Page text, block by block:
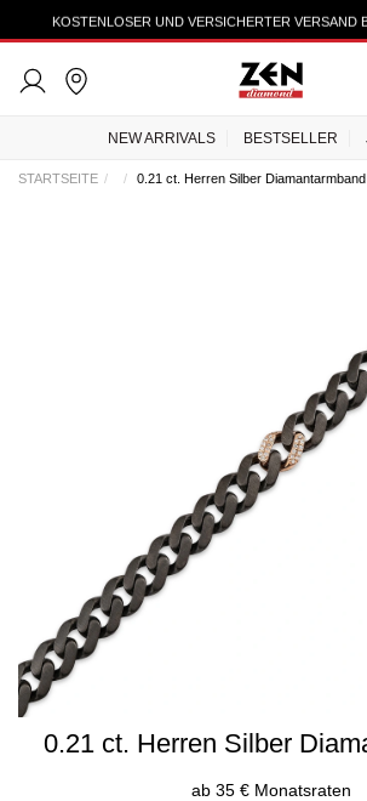
KOSTENLOSER UND VERSICHERTER VERSAND
NEW ARRIVALS BESTSELLER
STARTSEITE 0.21 ct. Herren Silber Diamantarmband
0.21 ct. Herren Silber
ab 35 € Monatsraten